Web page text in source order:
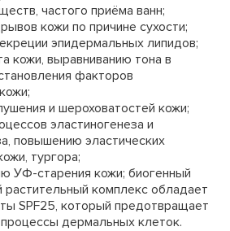
частого приёма ванн;
кожи по причине сухости;
эпидермальных липидов;
кожи, выравниванию тона в
факторов
и шероховатостей кожи;
эластиногенеза и
повышению эластических
тургора;
УФ-старения кожи; биогенный
растительный комплекс обладает
SPF25, который предотвращает
дермальных клеток.